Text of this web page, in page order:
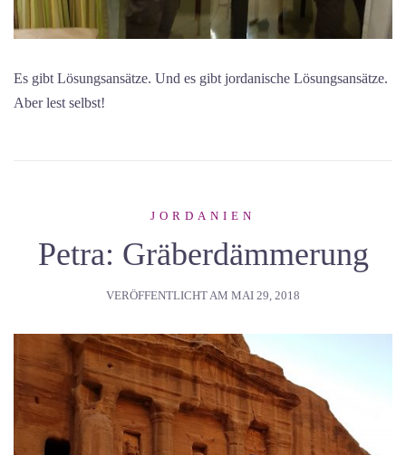
Es gibt Lösungsansätze. Und es gibt jordanische Lösungsansätze.
Aber lest selbst!
JORDANIEN
Petra: Gräberdämmerung
VERÖFFENTLICHT AM MAI 29, 2018